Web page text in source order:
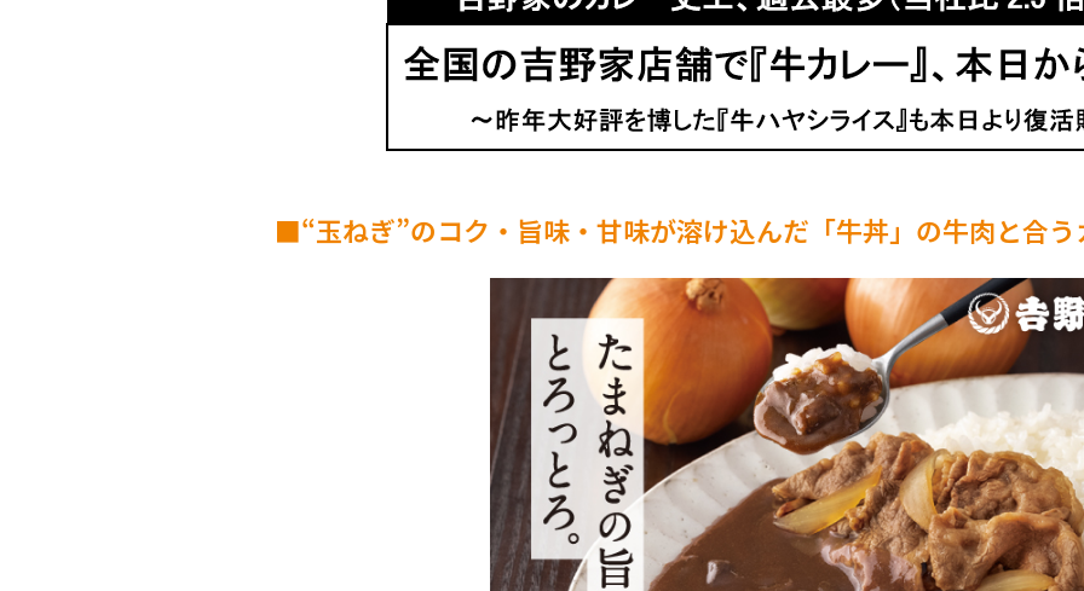
■“玉ねぎ”のコク・旨味・甘味が溶け込んだ「牛丼」の牛肉と合う